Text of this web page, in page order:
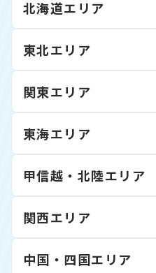
北海道エリア
東北エリア
関東エリア
東海エリア
甲信越・北陸エリア
関西エリア
中国・四国エリア